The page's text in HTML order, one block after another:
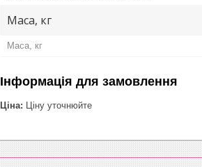
Маса, кг
Маса, кг
Інформація для замовлення
Ціна: Ціну уточнюйте